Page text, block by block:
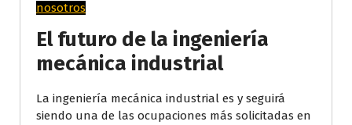
nosotros
El futuro de la ingeniería
mecánica industrial
La ingeniería mecánica industrial es y seguirá
siendo una de las ocupaciones más solicitadas en